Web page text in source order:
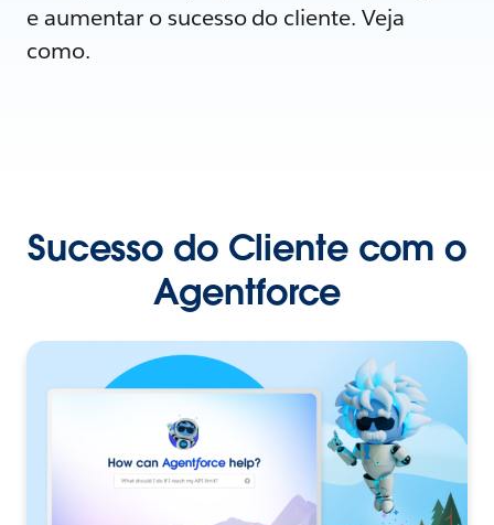
e aumentar o sucesso do cliente. Veja
como.
Sucesso do Cliente com o
Agentforce